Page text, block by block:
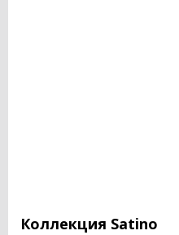
Коллекция Satino